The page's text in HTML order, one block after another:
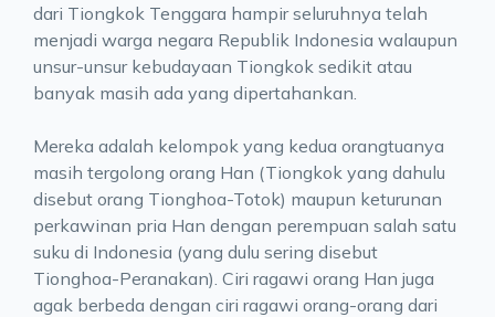
dari Tiongkok Tenggara hampir seluruhnya telah
menjadi warga negara Republik Indonesia walaupun
unsur-unsur kebudayaan Tiongkok sedikit atau
banyak masih ada yang dipertahankan.
Mereka adalah kelompok yang kedua orangtuanya
masih tergolong orang Han (Tiongkok yang dahulu
disebut orang Tionghoa-Totok) maupun keturunan
perkawinan pria Han dengan perempuan salah satu
suku di Indonesia (yang dulu sering disebut
Tionghoa-Peranakan). Ciri ragawi orang Han juga
agak berbeda dengan ciri ragawi orang-orang dari